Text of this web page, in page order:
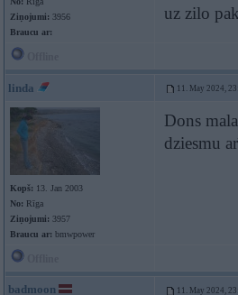
Ziņojumi: 3956
Braucu ar:
uz zilo
linda 11. May 2024,
Kopš: 13. Jan 2003
No: Rīga
Ziņojumi: 3957
Braucu ar: bmwpower
Dons
dziesmu
badmoon 11. May 2024,